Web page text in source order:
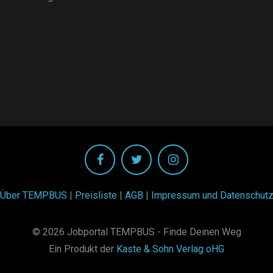
Über TEMPBUS | Preisliste| AGB | Impressum und Datenschutz
© 2026 Jobportal TEMPBUS - Finde Deinen Weg
Ein Produkt der Kaste & Sohn Verlag oHG